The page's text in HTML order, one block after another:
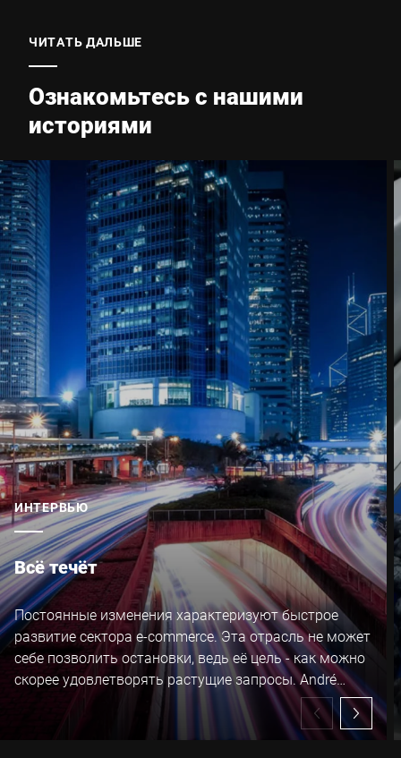
E-mail *
Улица *
Почтовый индекс *
Город *
Страна *
Ваше сообщение для нас *
Настоящим я подтверждаю, что согласен с использованием
моих данных для обработки этого запроса
Дополнительную информацию можно найти вОбъявление
о защите данных*
Anti-Robot Verification
ЧИТАТЬ ДАЛЬШЕ
Ознакомьтесь с нашими
историями
ИНТЕРВЬЮ
Всё течёт
Постоянные изменения характеризуют быстрое
развитие сектора e-commerce. Эта отрасль не может
себе позволить остановки, ведь её цель - как можно
скорее удовлетворять растущие запросы. André
Weibrecht знает какие вызовы стоят перед его
клиентами как с личной, так и с бизнес-перспективы.